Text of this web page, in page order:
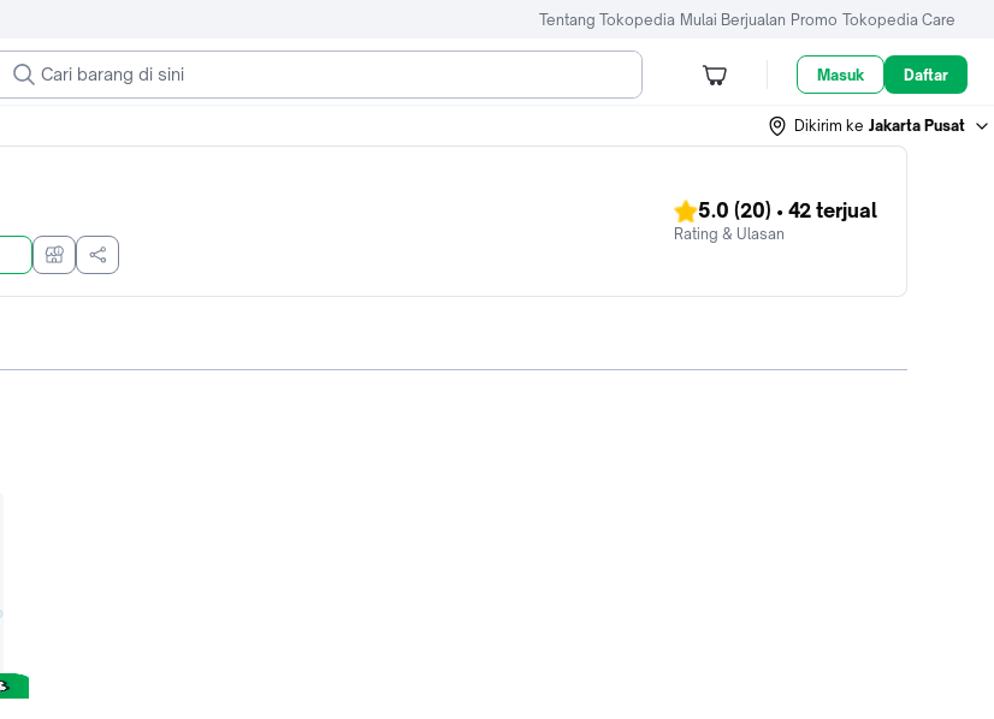
Tentang Tokopedia Mulai Berjualan Promo Tokopedia Care
Masuk Daftar
Dikirim ke Jakarta Pusat
5.0 (20) • 42 terjual
Rating & Ulasan